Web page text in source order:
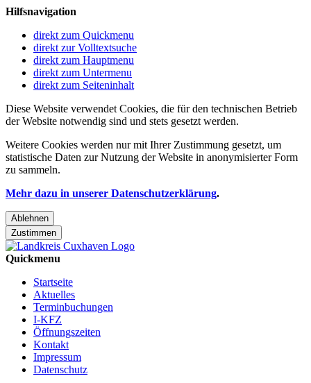
Hilfsnavigation
direkt zum Quickmenu
direkt zur Volltextsuche
direkt zum Hauptmenu
direkt zum Untermenu
direkt zum Seiteninhalt
Diese Website verwendet Cookies, die für den technischen Betrieb
der Website notwendig sind und stets gesetzt werden.
Weitere Cookies werden nur mit Ihrer Zustimmung gesetzt, um
statistische Daten zur Nutzung der Website in anonymisierter Form
zu sammeln.
Mehr dazu in unserer Datenschutzerklärung.
Ablehnen
Zustimmen
Quickmenu
Startseite
Aktuelles
Terminbuchungen
I-KFZ
Öffnungszeiten
Kontakt
Impressum
Datenschutz